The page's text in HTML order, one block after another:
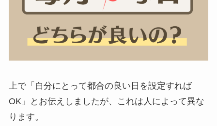
上で「自分にとって都合の良い日を設定すれば
OK」とお伝えしましたが、これは人によって異な
ります。